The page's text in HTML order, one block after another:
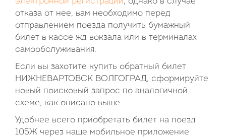
отказа от нее, вам необходимо перед
отправлением поезда получить бумажный
билет в кассе жд вокзала или в терминалах
самообслуживания.
Если вы захотите купить обратный билет
НИЖНЕВАРТОВСК ВОЛГОГРАД, сформируйте
новый поисковый запрос по аналогичной
схеме, как описано выше.
Удобнее всего приобретать билет на поезд
105Ж через наше мобильное приложение